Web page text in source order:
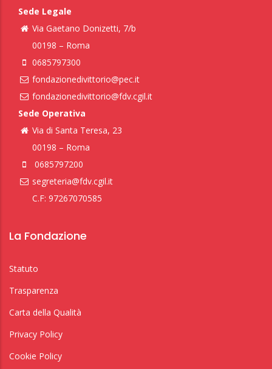
Sede Legale
Via Gaetano Donizetti, 7/b
00198 – Roma
0685797300
fondazionedivittorio@pec.it
fondazionedivittorio@fdv.cgil.it
Sede Operativa
Via di Santa Teresa, 23
00198 – Roma
0685797200
segreteria@fdv.cgil.it
C.F: 97267070585
La Fondazione
Statuto
Trasparenza
Carta della Qualità
Privacy Policy
Cookie Policy